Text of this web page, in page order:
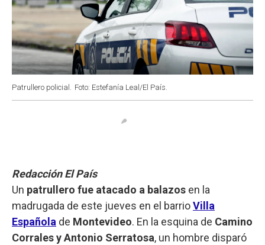
Patrullero policial. Foto: Estefanía Leal/El País.
Redacción El País
Un patrullero fue atacado a balazos en la
madrugada de este jueves en el barrioVilla
Española de Montevideo. En la esquina de Camino
Corrales y Antonio Serratosa, un hombre disparó